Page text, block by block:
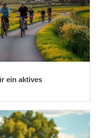
ein aktives